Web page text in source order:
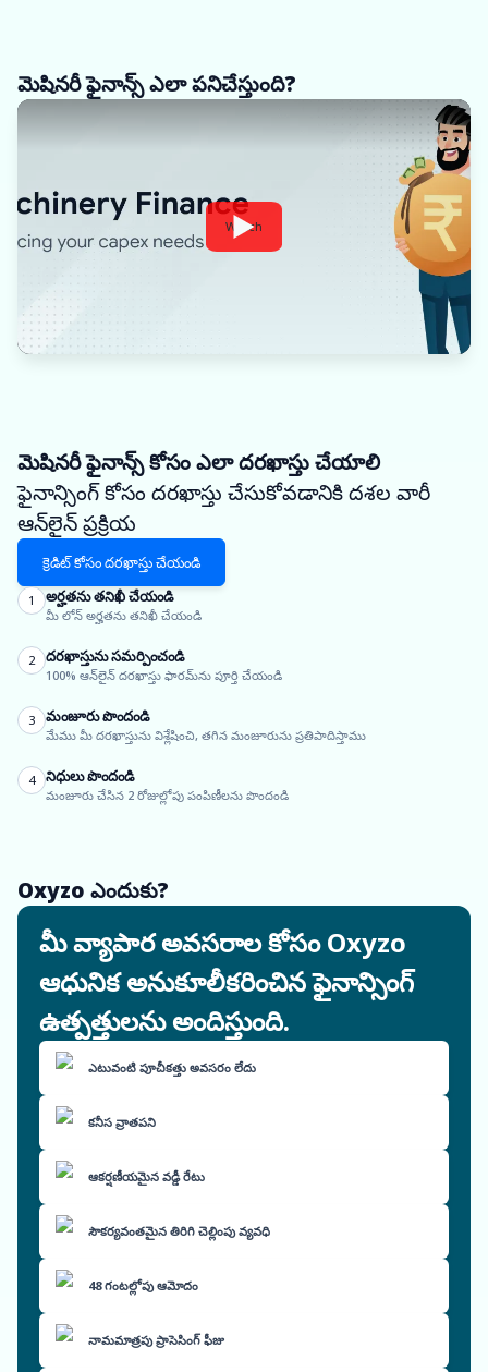
మెషినరీ ఫైనాన్స్ ఎలా పనిచేస్తుంది?
Watch
మెషినరీ ఫైనాన్స్ కోసం ఎలా దరఖాస్తు చేయాలి
ఫైనాన్సింగ్ కోసం దరఖాస్తు చేసుకోవడానికి దశల వారీ
ఆన్‌లైన్ ప్రక్రియ
క్రెడిట్ కోసం దరఖాస్తు చేయండి
1 అర్హతను తనిఖీ చేయండి
మీ లోన్ అర్హతను తనిఖీ చేయండి
2 దరఖాస్తును సమర్పించండి
100% ఆన్‌లైన్ దరఖాస్తు ఫారమ్‌ను పూర్తి చేయండి
3 మంజూరు పొందండి
మేము మీ దరఖాస్తును విశ్లేషించి, తగిన మంజూరును ప్రతిపాదిస్తాము
4 నిధులు పొందండి
మంజూరు చేసిన 2 రోజుల్లోపు పంపిణీలను పొందండి
Oxyzo ఎందుకు?
మీ వ్యాపార అవసరాల కోసం Oxyzo
ఆధునిక అనుకూలీకరించిన ఫైనాన్సింగ్
ఉత్పత్తులను అందిస్తుంది.
ఎటువంటి పూచీకత్తు అవసరం లేదు
కనీస వ్రాతపని
ఆకర్షణీయమైన వడ్డీ రేటు
సౌకర్యవంతమైన తిరిగి చెల్లింపు వ్యవధి
48 గంటల్లోపు ఆమోదం
నామమాత్రపు ప్రాసెసింగ్ ఫీజు